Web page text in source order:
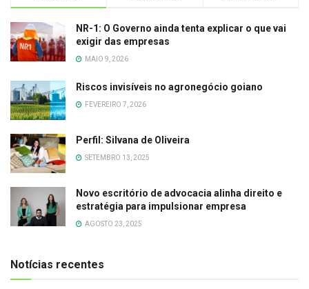
NR-1: O Governo ainda tenta explicar o que vai
exigir das empresas
MAIO 9, 2026
Riscos invisíveis no agronegócio goiano
FEVEREIRO 7, 2026
Perfil: Silvana de Oliveira
SETEMBRO 13, 2025
Novo escritório de advocacia alinha direito e
estratégia para impulsionar empresa
AGOSTO 23, 2025
Notícias recentes